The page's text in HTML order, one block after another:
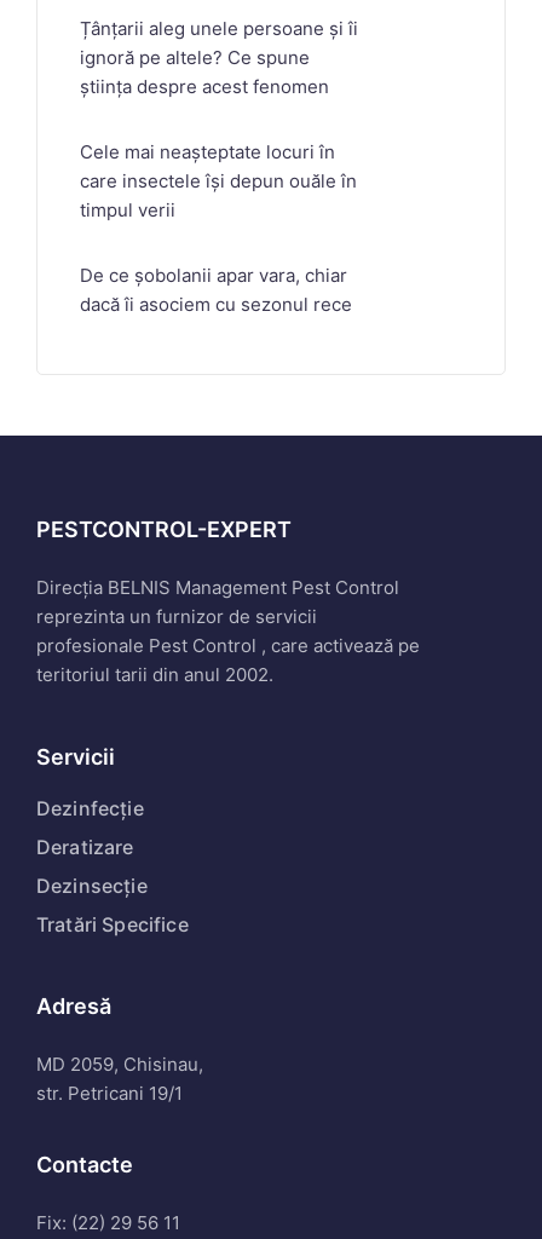
Țânțarii aleg unele persoane și îi
ignoră pe altele? Ce spune
știința despre acest fenomen
Cele mai neașteptate locuri în
care insectele își depun ouăle în
timpul verii
De ce șobolanii apar vara, chiar
dacă îi asociem cu sezonul rece
PESTCONTROL-EXPERT
Direcția BELNIS Management Pest Control
reprezinta un furnizor de servicii
profesionale Pest Control , care activează pe
teritoriul tarii din anul 2002.
Servicii
Dezinfecție
Deratizare
Dezinsecție
Tratări Specifice
Adresă
MD 2059, Chisinau,
str. Petricani 19/1
Contacte
Fix: (22) 29 56 11